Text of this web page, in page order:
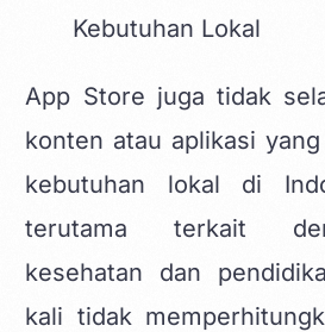
Kebutuhan Lokal
App Store juga tidak
konten atau aplikasi
kebutuhan lokal di
terutama terkait
kesehatan dan
kali tidak